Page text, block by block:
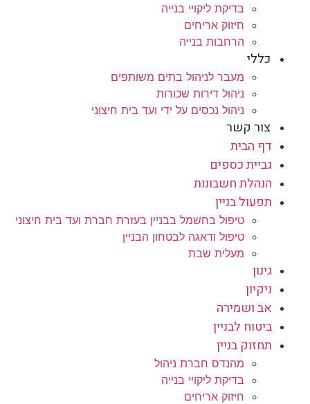
בדיקת ליקויי בנייה
חיזוק אריחים
הרחבות בנייה
כללי
מעבר לניהול בתים משותפים
ניהול דירות שכורות
ניהול נכסים על ידי ועד בית חיצוני
צור קשר
דף הבית
גביית כספים
הנהלת חשבונות
תפעול בניין
טיפול בחשמל בבניין בעזרת חברת ועד בית חיצוני
טיפול ודאגה לבטחון הבניין
מעלית שבת
גינון
ניקיון
אב ושמירה
ביטוח לבניין
תחזוק בניין
מהנדס חברת ניהול
בדיקת ליקויי בנייה
חיזוק אריחים